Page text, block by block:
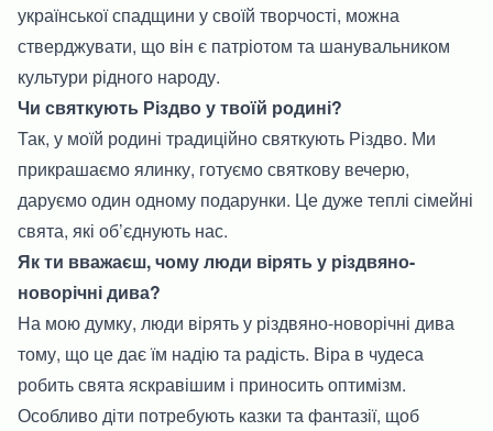
української спадщини у своїй творчості, можна
стверджувати, що він є патріотом та шанувальником
культури рідного народу.
Чи святкують Різдво у твоїй родині?
Так, у моїй родині традиційно святкують Різдво. Ми
прикрашаємо ялинку, готуємо святкову вечерю,
даруємо один одному подарунки. Це дуже теплі сімейні
свята, які об’єднують нас.
Як ти вважаєш, чому люди вірять у різдвяно-
новорічні дива?
На мою думку, люди вірять у різдвяно-новорічні дива
тому, що це дає їм надію та радість. Віра в чудеса
робить свята яскравішим і приносить оптимізм.
Особливо діти потребують казки та фантазії, щоб